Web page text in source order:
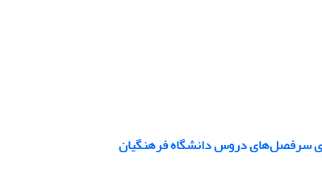
سرفصل‌های دروس دانشگاه فرهنگیان